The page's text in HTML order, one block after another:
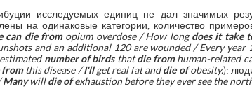
исследуемых единиц не дал значимых
на одинаковые категории, количество
can die fromopium overdose / How longdoes it take
and an additional 120 are wounded / Every year
number of birdsthatdie fromhuman-related
fromthis disease /I'llget real fat anddie ofobesity.);
Manywilldie ofexhaustion before they ever see the